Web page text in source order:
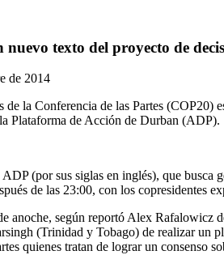
nuevo texto del proyecto de
de 2014
la Conferencia de las Partes (COP20)
Plataforma de Acción de Durban (ADP).
(por sus siglas en inglés), que
de las 23:00, con los copresidentes
anoche, según reportó Alex
(Trinidad y Tobago) de realizar un
quienes tratan de lograr un consenso